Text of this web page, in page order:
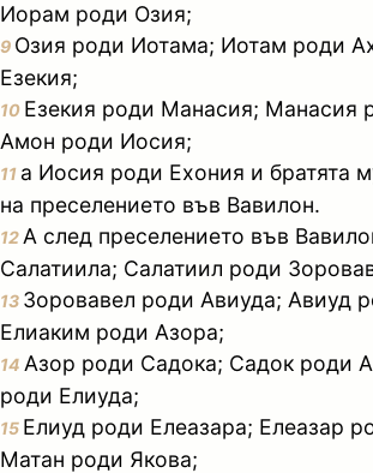
Иорам роди Озия;
9 Озия роди Иотама; Иотам роди
Езекия;
10 Езекия роди Манасия; Манасия
Амон роди Иосия;
11 а Иосия роди Ехония и братята
на преселението във Вавилон.
12 А след преселението във
Салатиила; Салатиил роди
13 Зоровавел роди Авиуда; Авиуд
Елиаким роди Азора;
14 Азор роди Садока; Садок роди
роди Елиуда;
15 Елиуд роди Елеазара; Елеазар
Матан роди Якова;